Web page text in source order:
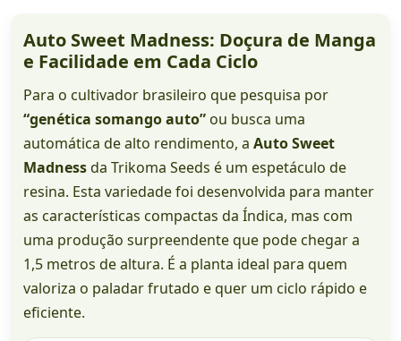
Auto Sweet Madness: Doçura de Manga
e Facilidade em Cada Ciclo
Para o cultivador brasileiro que pesquisa por
“genética somango auto”ou busca uma
automática de alto rendimento, a Auto Sweet
Madnessda Trikoma Seeds é um espetáculo de
resina. Esta variedade foi desenvolvida para manter
as características compactas da Índica, mas com
uma produção surpreendente que pode chegar a
1,5 metros de altura. É a planta ideal para quem
valoriza o paladar frutado e quer um ciclo rápido e
eficiente.